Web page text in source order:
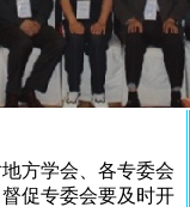
方学会、各专委会
促专委会要及时开